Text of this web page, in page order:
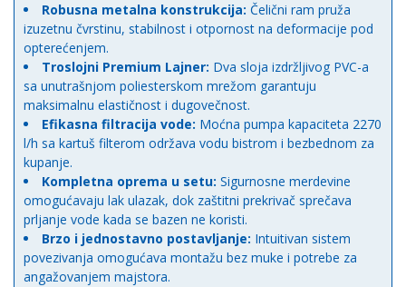
Robusna metalna konstrukcija: Čelični ram pruža
izuzetnu čvrstinu, stabilnost i otpornost na deformacije pod
opterećenjem.
Troslojni Premium Lajner: Dva sloja izdržljivog PVC-a
sa unutrašnjom poliesterskom mrežom garantuju
maksimalnu elastičnost i dugovečnost.
Efikasna filtracija vode: Moćna pumpa kapaciteta 2270
l/h sa kartuš filterom održava vodu bistrom i bezbednom za
kupanje.
Kompletna oprema u setu: Sigurnosne merdevine
omogućavaju lak ulazak, dok zaštitni prekrivač sprečava
prljanje vode kada se bazen ne koristi.
Brzo i jednostavno postavljanje: Intuitivan sistem
povezivanja omogućava montažu bez muke i potrebe za
angažovanjem majstora.